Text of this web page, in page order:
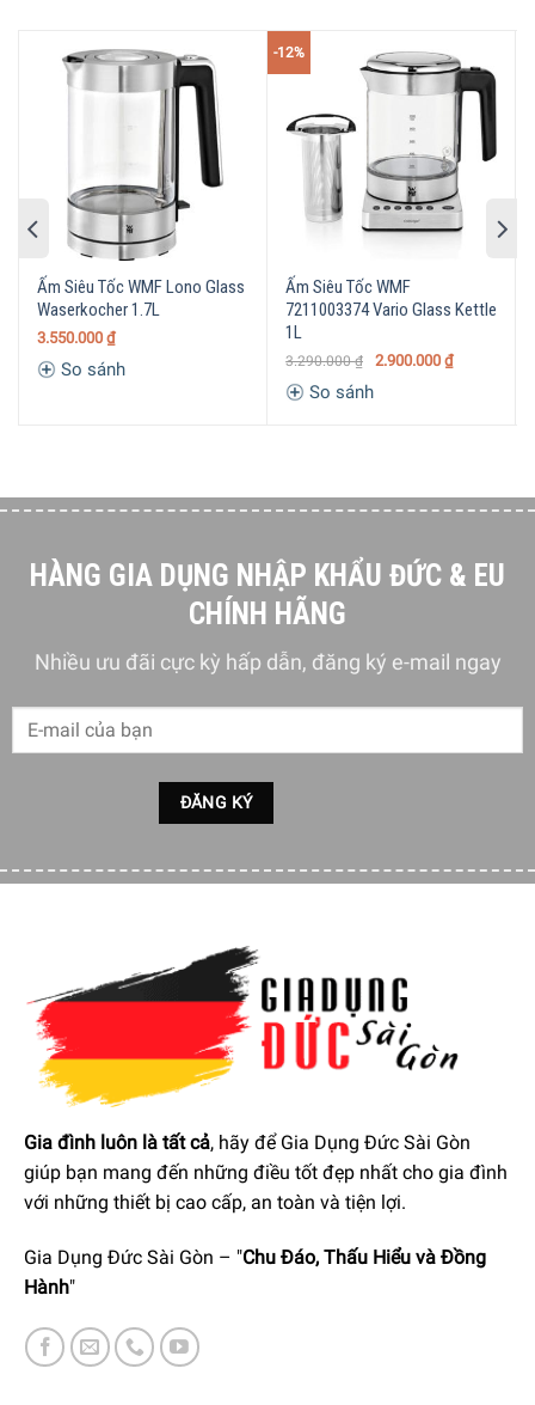
chê. Khi nước sôi, ấm sẽ phát ra tiếng “sáo” gây sự chú ý
và báo hiệu nước sôi.
Tay cầm với chất liệu nhựa cao cấp, chịu nhiệt
Ấm Đun Nước Bếp Từ WMF Flötenkessel 2.0L
tay cầm bằng nhựa cao cấp, có khả năng chịu được nhiệt
nóng nhanh trong một khoảng thời gian ngắn.
Ấm Siêu Tốc WMF Lono Glass
Waserkocher 1.7L
3.550.000 ₫
So sánh
-12%
Ấm Siêu Tốc WMF
7211003374 Vario Glass Kettle
1L
3.290.000₫ 2.900.000₫
So sánh
HÀNG GIA DỤNG NHẬP KHẨU ĐỨC & EU
CHÍNH HÃNG
Nhiều ưu đãi cực kỳ hấp dẫn, đăng ký e-mail ngay
Gia đình luôn là tất cả, hãy để Gia Dụng Đức Sài Gòn
giúp bạn mang đến những điều tốt đẹp nhất cho gia đình
với những thiết bị cao cấp, an toàn và tiện lợi.
Gia Dụng Đức Sài Gòn – "Chu Đáo, Thấu Hiểu và Đồng
Hành"